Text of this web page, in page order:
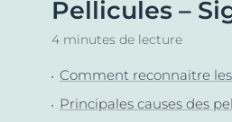
Peaux sèches
Peaux
NOUVEAU
Pellicules –
4 minutes de lecture
Comment reconnaitre
Principales causes des